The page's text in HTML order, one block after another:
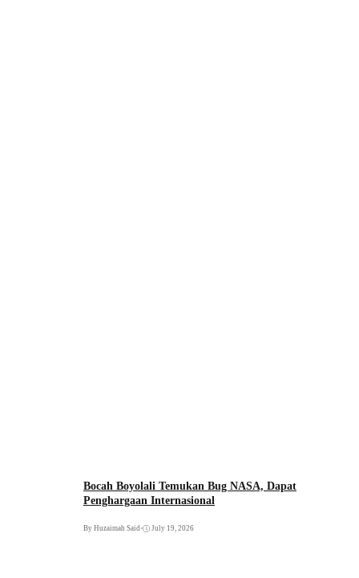
Bocah Boyolali Temukan Bug NASA, Dapat
Penghargaan Internasional
By Huzaimah Said• July 19, 2026